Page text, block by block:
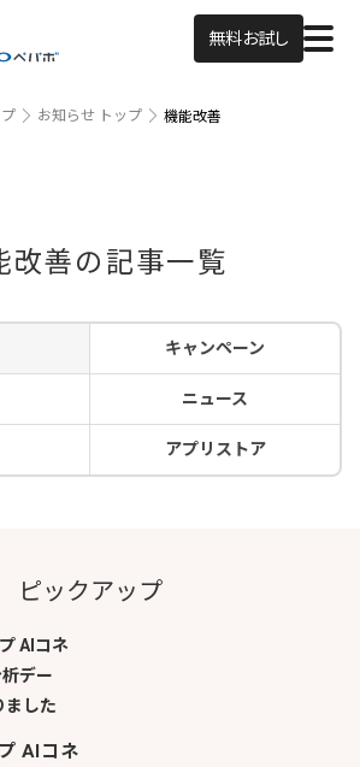
無料お試し
お知らせ トップ 機能改善
改善の記事一覧
キャンペーン
ニュース
アプリストア
ピックアップ
AIコネ